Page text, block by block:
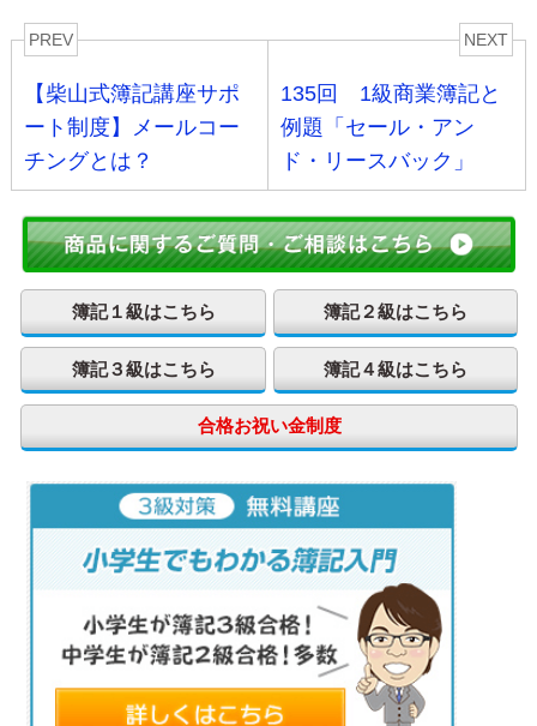
PREV
【柴山式簿記講座サポ
ート制度】メールコー
チングとは？
NEXT
135回 1級商業簿記と
例題「セール・アン
ド・リースバック」
簿記１級はこちら 簿記２級はこちら
簿記３級はこちら 簿記４級はこちら
合格お祝い金制度